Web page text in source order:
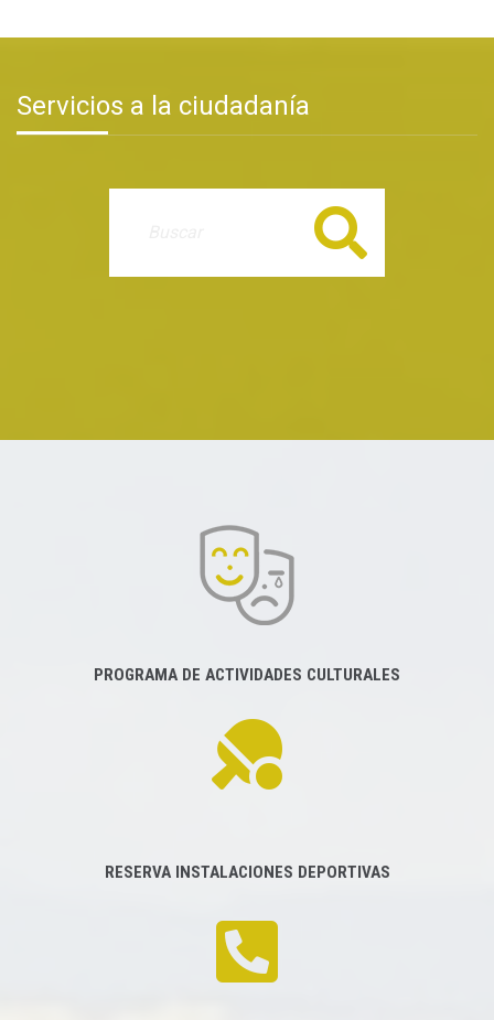
Servicios a la ciudadanía
Buscar
PROGRAMA DE ACTIVIDADES CULTURALES
RESERVA INSTALACIONES DEPORTIVAS